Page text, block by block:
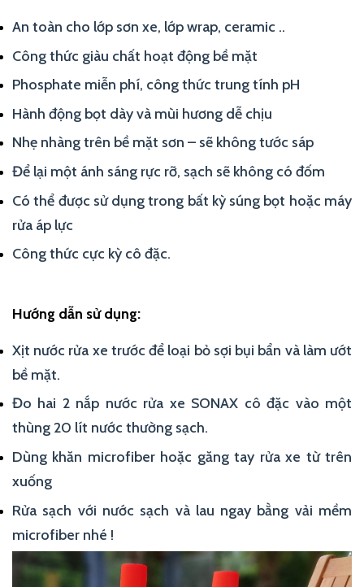
An toàn cho lớp sơn xe, lớp wrap, ceramic ..
Công thức giàu chất hoạt động bề mặt
Phosphate miễn phí, công thức trung tính pH
Hành động bọt dày và mùi hương dễ chịu
Nhẹ nhàng trên bề mặt sơn – sẽ không tước sáp
Để lại một ánh sáng rực rỡ, sạch sẽ không có đốm
Có thể được sử dụng trong bất kỳ súng bọt hoặc máy
rửa áp lực
Công thức cực kỳ cô đặc.
Hướng dẫn sử dụng:
Xịt nước rửa xe trước để loại bỏ sợi bụi bẩn và làm ướt
bề mặt.
Đo hai 2 nắp nước rửa xe SONAX cô đặc vào một
thùng 20 lít nước thường sạch.
Dùng khăn microfiber hoặc găng tay rửa xe từ trên
xuống
Rửa sạch với nước sạch và lau ngay bằng vải mềm
microfiber nhé !